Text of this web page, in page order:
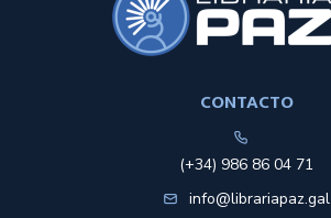
CONTACTO
(+34) 986 86 04 71
info@librariapaz.gal